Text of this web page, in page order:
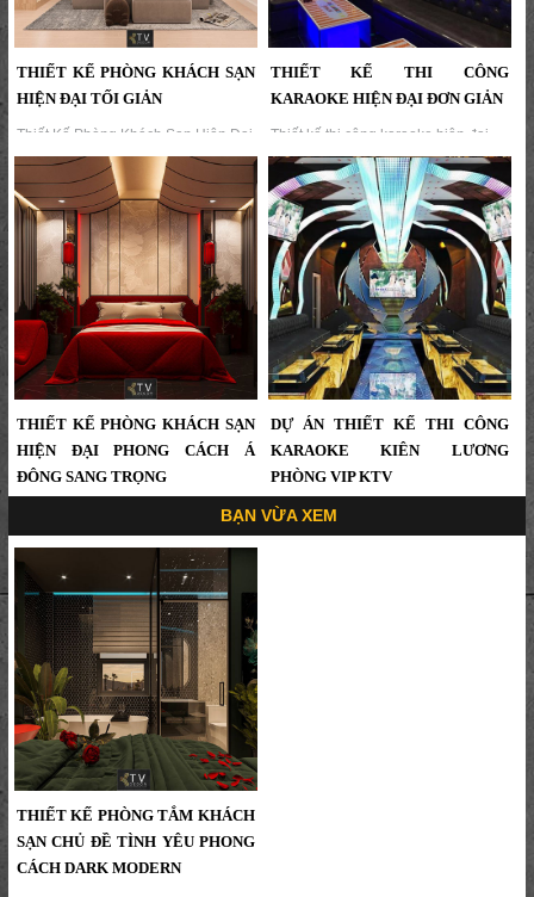
THIẾT KẾ PHÒNG KHÁCH SẠN
HIỆN ĐẠI TỐI GIẢN
Thiết Kế Phòng Khách Sạn Hiện Đại
Tối Giản – Không Gian Nghỉ Dưỡng
Ấm Áp & Tinh Tế | KTV GROUP...
THIẾT KẾ THI CÔNG
KARAOKE HIỆN ĐẠI ĐƠN GIẢN
Thiết kế thi công karaoke hiện đại
đơn giản,trang trí phòng
karaoke,xây dựng karaoke,nội thất
karaoke hiện đại,thi công nội thất
karaoke...
THIẾT KẾ PHÒNG KHÁCH SẠN
HIỆN ĐẠI PHONG CÁCH Á
ĐÔNG SANG TRỌNG
Thiết Kế Phòng Khách Sạn Hiện Đại
Phong Cách Á Đông Sang Trọng |
DỰ ÁN THIẾT KẾ THI CÔNG
KARAOKE KIÊN LƯƠNG
PHÒNG VIP KTV
Dự án thiết kế thi công karaoke Kiên
Lương Phòng Vip KTV,Phòng
BẠN VỪA XEM
THIẾT KẾ PHÒNG TẮM KHÁCH
SẠN CHỦ ĐỀ TÌNH YÊU PHONG
CÁCH DARK MODERN